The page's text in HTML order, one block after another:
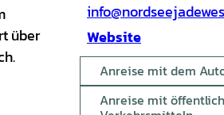
über
Website
Anreise mit dem
Anreise mit